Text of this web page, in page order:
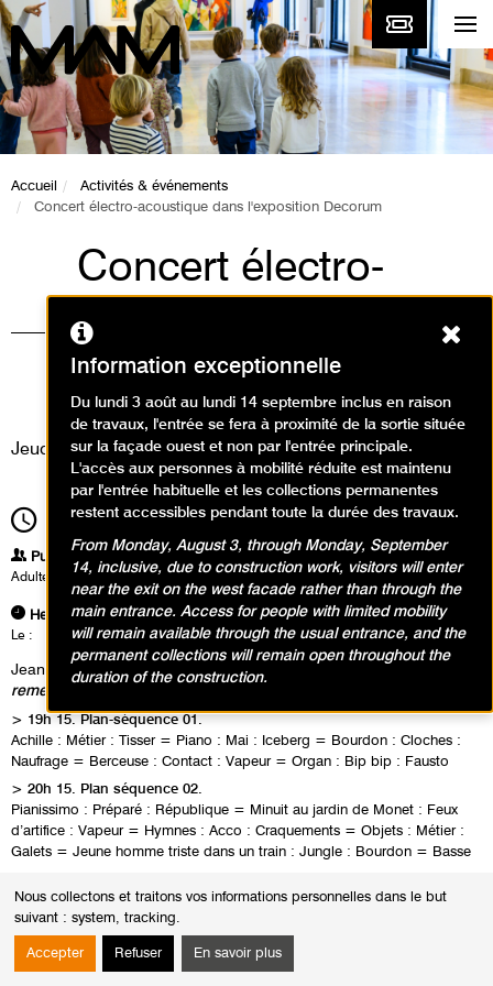
Nous collectons et traitons vos informations personnelles dans le but
suivant : system, tracking.
Accepter Refuser En savoir plus
Accueil
Activités & événements
Concert électro-acoustique dans l'exposition Decorum
Concert électro-
acoustique dans
l'exposition Decorum
Événement / Concert
Jeudi 23 janvier 2014
19h15Durée2h00
Publics
Adultes
Heures
Le : Jeudi 23 janvier 2014 de 19h15 à 21h15
Jean-Philippe Antoine & Jean-Jacques Palix,
remettez votre ouvrage
> 19h 15. Plan-séquence 01.
Achille : Métier : Tisser = Piano : Mai : Iceberg = Bourdon : Cloches :
Naufrage = Berceuse : Contact : Vapeur = Organ : Bip bip : Fausto
> 20h 15. Plan séquence 02.
Pianissimo : Préparé : République = Minuit au jardin de Monet : Feux
d’artifice : Vapeur = Hymnes : Acco : Craquements = Objets : Métier :
Galets = Jeune homme triste dans un train : Jungle : Bourdon = Basse
Information exceptionnelle
Du lundi 3 août au lundi 14 septembre inclus en raison
de travaux, l'entrée se fera à proximité de la sortie située
sur la façade ouest et non par l'entrée principale.
L'accès aux personnes à mobilité réduite est maintenu
par l'entrée habituelle et les collections permanentes
restent accessibles pendant toute la durée des travaux.
From Monday, August 3, through Monday, September
14, inclusive, due to construction work, visitors will enter
near the exit on the west facade rather than through the
main entrance. Access for people with limited mobility
will remain available through the usual entrance, and the
permanent collections will remain open throughout the
duration of the construction.